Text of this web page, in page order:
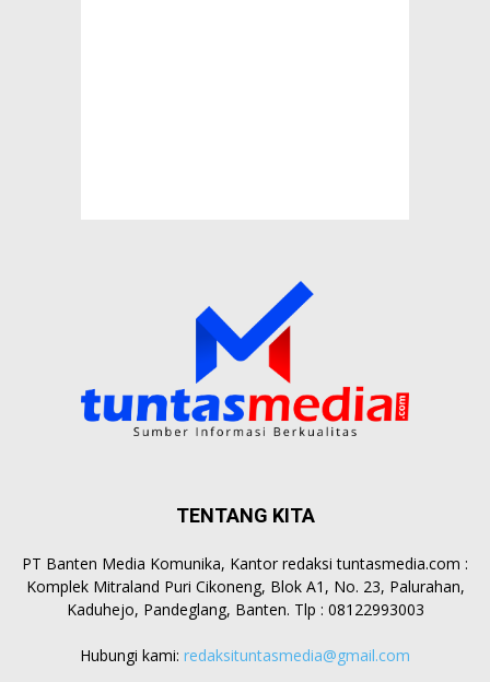
TENTANG KITA
PT Banten Media Komunika, Kantor redaksi tuntasmedia.com :
Komplek Mitraland Puri Cikoneng, Blok A1, No. 23, Palurahan,
Kaduhejo, Pandeglang, Banten. Tlp : 08122993003
Hubungi kami: redaksituntasmedia@gmail.com